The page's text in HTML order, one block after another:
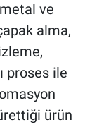
ve
alma,
proses ile
ürün